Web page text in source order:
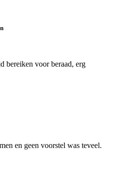
bereiken voor beraad, erg
en geen voorstel was teveel.